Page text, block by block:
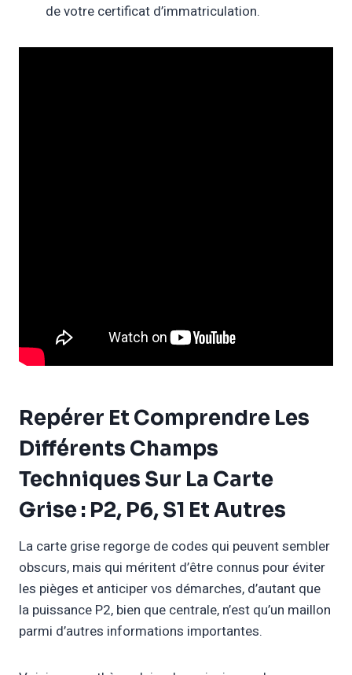
de votre certificat d’immatriculation.
Repérer Et Comprendre Les
Différents Champs
Techniques Sur La Carte
Grise : P2, P6, S1 Et Autres
La carte grise regorge de codes qui peuvent sembler
obscurs, mais qui méritent d’être connus pour éviter
les pièges et anticiper vos démarches, d’autant que
la puissance P2, bien que centrale, n’est qu’un maillon
parmi d’autres informations importantes.